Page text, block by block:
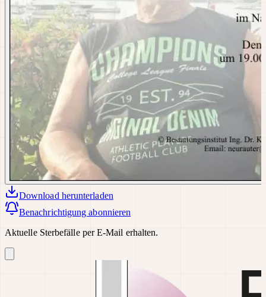
Download herunterladen
Benachrichtigung abonnieren
Aktuelle Sterbefälle per E-Mail erhalten.